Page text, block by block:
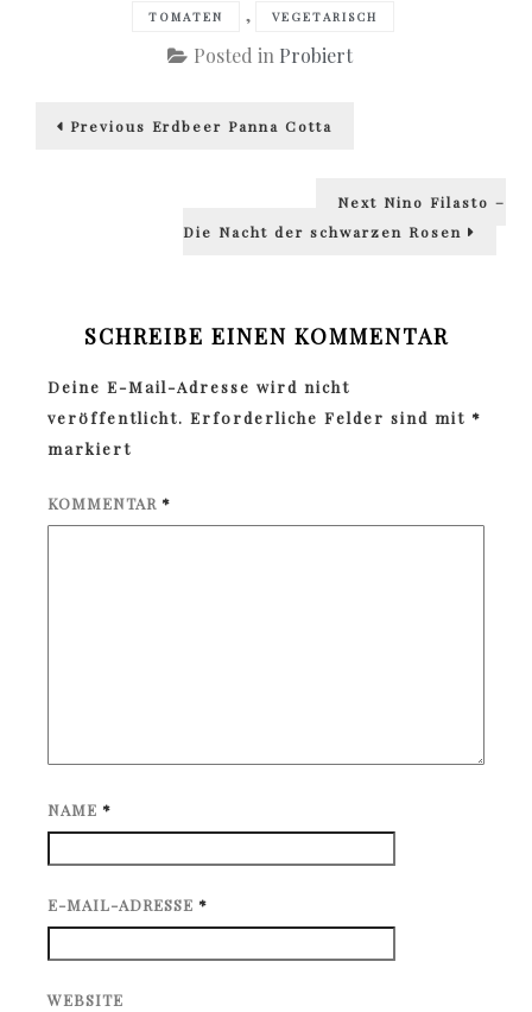
TOMATEN , VEGETARISCH
Posted in Probiert
Beitragsnavigation
Previous Previous
Erdbeer Panna Cotta
Next Next
Nino Filasto –
Die Nacht der schwarzen Rosen
SCHREIBE EINEN KOMMENTAR
Deine E-Mail-Adresse wird nicht
veröffentlicht. Erforderliche Felder sind mit *
markiert
KOMMENTAR *
NAME *
E-MAIL-ADRESSE *
WEBSITE